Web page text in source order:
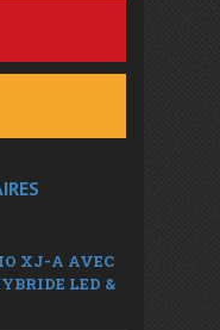
XJ-A AVEC
LED &